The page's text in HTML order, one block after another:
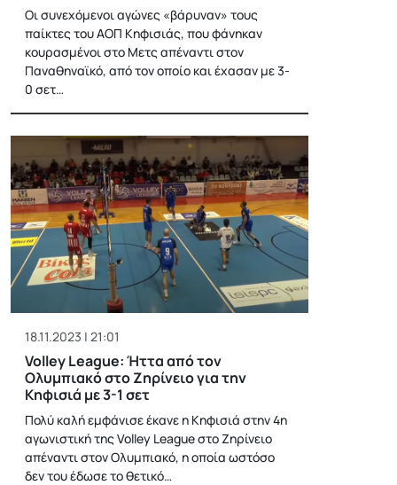
Οι συνεχόμενοι αγώνες «βάρυναν» τους
παίκτες του ΑΟΠ Κηφισιάς, που φάνηκαν
κουρασμένοι στο Μετς απέναντι στον
Παναθηναϊκό, από τον οποίο και έχασαν με 3-
0 σετ…
18.11.2023 | 21:01
Volley League: Ήττα από τον
Ολυμπιακό στο Ζηρίνειο για την
Κηφισιά με 3-1 σετ
Πολύ καλή εμφάνισε έκανε η Κηφισιά στην 4η
αγωνιστική της Volley League στο Ζηρίνειο
απέναντι στον Ολυμπιακό, η οποία ωστόσο
δεν του έδωσε το θετικό…